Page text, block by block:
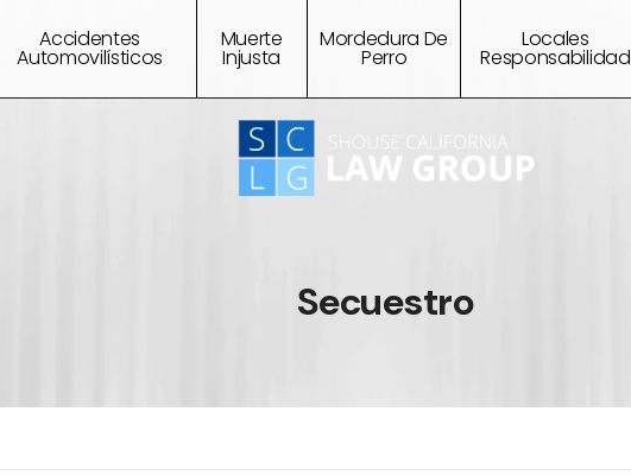
Accidentes
Automovilísticos
Muerte
Injusta
Mordedura De
Perro
Locales
Responsabilidad
Secuestro